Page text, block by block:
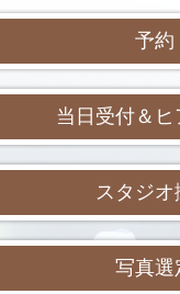
予約
当日受付＆
スタジオ
写真選